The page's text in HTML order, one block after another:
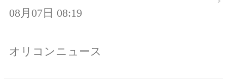
08月07日 08:19
オリコンニュース